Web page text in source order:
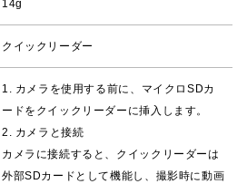
14g
クイックリーダー
1. カメラを使用する前に、マイクロSDカ
ードをクイックリーダーに挿入します。
2. カメラと接続
カメラに接続すると、クイックリーダーは
外部SDカードとして機能し、撮影時に動画